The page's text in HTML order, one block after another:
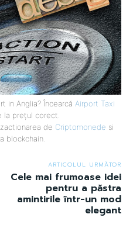
in Anglia? Încearcă Airport Taxi
la prețul corect.
de Criptomonede si
blockchain.
ARTICOLUL URMĂTOR
Cele mai frumoase idei
pentru a păstra
amintirile într-un mod
elegant